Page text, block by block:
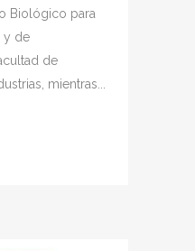
Biológico para
y de
de
mientras...